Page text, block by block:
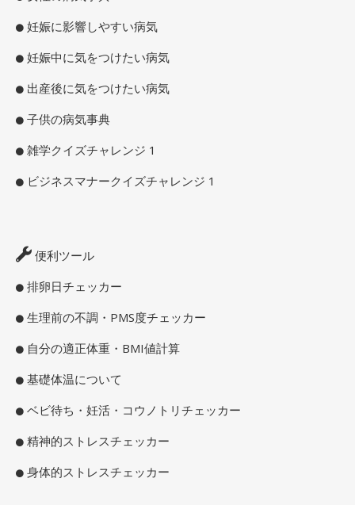
妊娠に影響しやすい病気
妊娠中に気をつけたい病気
出産後に気をつけたい病気
子供の病気事典
雑学クイズチャレンジ 1
ビジネスマナークイズチャレンジ 1
便利ツール
排卵日チェッカー
生理前の不調・PMS度チェッカー
自分の適正体重・BMI値計算
基礎体温について
ベビ待ち・妊活・コウノトリチェッカー
精神的ストレスチェッカー
身体的ストレスチェッカー